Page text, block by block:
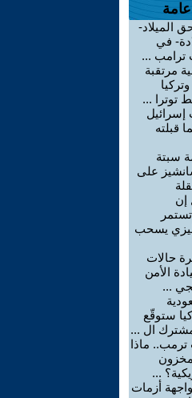
عامة
الميلاد-
في
ترامب ...
مرتقبة
توترا ...
قبلته
سبتة
على
إن
يسحب
حالات
الأمن
...
ستوقّع
مشترك ال ...
ماذا
...
أزمات